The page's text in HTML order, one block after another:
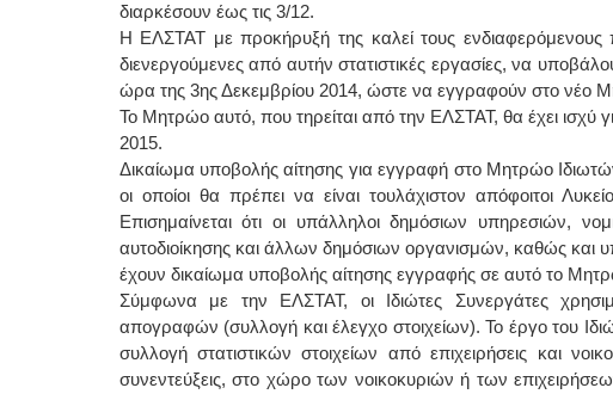
διαρκέσουν έως τις 3/12.
Η ΕΛΣΤΑΤ με προκήρυξή της καλεί τους ενδιαφερόμενους
διενεργούμενες από αυτήν στατιστικές εργασίες, να
ώρα της 3ης Δεκεμβρίου 2014, ώστε να εγγραφούν στο νέο
Το Μητρώο αυτό, που τηρείται από την ΕΛΣΤΑΤ, θα έχει ισχύ
2015.
Δικαίωμα υποβολής αίτησης για εγγραφή στο Μητρώο
οι οποίοι θα πρέπει να είναι τουλάχιστον απόφοιτοι
Επισημαίνεται ότι οι υπάλληλοι δημόσιων υπηρεσιών,
αυτοδιοίκησης και άλλων δημόσιων οργανισμών, καθώς και
έχουν δικαίωμα υποβολής αίτησης εγγραφής σε αυτό το
Σύμφωνα με την ΕΛΣΤΑΤ, οι Ιδιώτες Συνεργάτες
απογραφών (συλλογή και έλεγχο στοιχείων). Το έργο του
συλλογή στατιστικών στοιχείων από επιχειρήσεις και
συνεντεύξεις, στο χώρο των νοικοκυριών ή των